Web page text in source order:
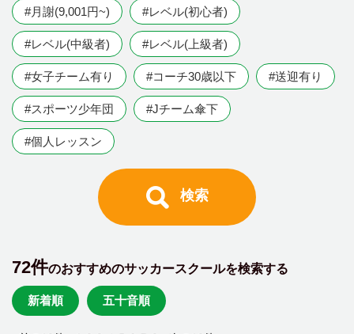
#月謝(9,001円~) #レベル(初心者)
#レベル(中級者) #レベル(上級者)
#女子チーム有り #コーチ30歳以下 #送迎有り
#スポーツ少年団 #Jチーム傘下
#個人レッスン
検索
72件のおすすめのサッカースクールを検索する
新着順 五十音順